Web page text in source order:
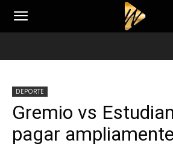
DEPORTE
Gremio vs
pagar